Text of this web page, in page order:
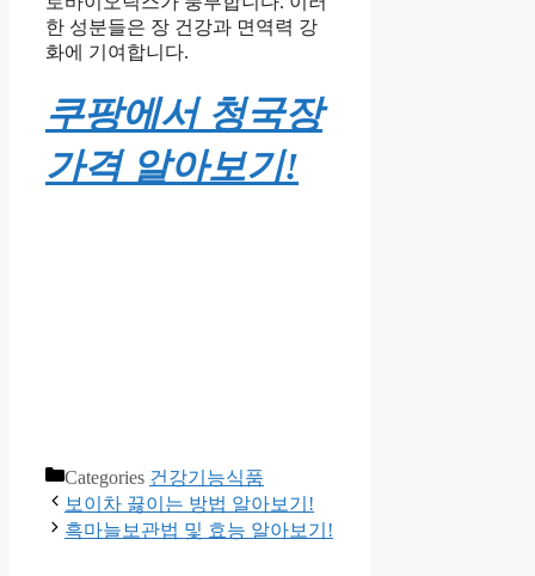
한 성분들은 장 건강과 면역력 강
화에 기여합니다.
쿠팡에서 청국장
가격 알아보기!
Categories 건강기능식품
보이차 끓이는 방법 알아보기!
흑마늘보관법 및 효능 알아보기!